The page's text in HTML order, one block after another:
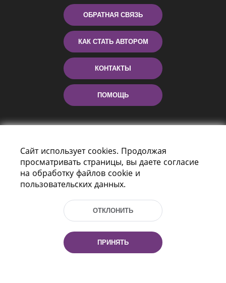
ОБРАТНАЯ СВЯЗЬ
КАК СТАТЬ АВТОРОМ
КОНТАКТЫ
ПОМОЩЬ
Пр-т Независимости 116
г. Минск, Республика Беларусь, 220114
Тел.: (+375 17) 368 37 37, Факс: (+375 17)
Эл. почта: inbox@nlb.by
Сайт использует cookies. Продолжая
просматривать страницы, вы даете согласие
на обработку файлов cookie и
пользовательских данных.
ОТКЛОНИТЬ
ПРИНЯТЬ